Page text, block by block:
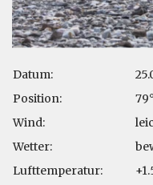
Datum:
Position:
Wind:
Wetter:
Lufttemperatur: